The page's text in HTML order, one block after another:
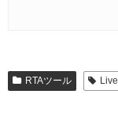
RTAツール